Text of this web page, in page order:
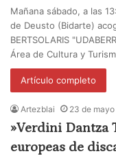
Mañana sábado, a las
de Deusto (Bidarte)
BERTSOLARIS
Área de Cultura y
Artículo completo
Artezblai 23 de
»Verdini Dantza
europeas de